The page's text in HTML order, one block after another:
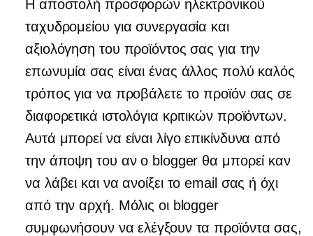
Η αποστολή προσφορών ηλεκτρονικού
ταχυδρομείου για συνεργασία και
αξιολόγηση του προϊόντος σας για την
επωνυμία σας είναι ένας άλλος πολύ καλός
τρόπος για να προβάλετε το προϊόν σας σε
διαφορετικά ιστολόγια κριτικών προϊόντων.
Αυτά μπορεί να είναι λίγο επικίνδυνα από
την άποψη του αν ο blogger θα μπορεί καν
να λάβει και να ανοίξει το email σας ή όχι
από την αρχή. Μόλις οι blogger
συμφωνήσουν να ελέγξουν τα προϊόντα σας,